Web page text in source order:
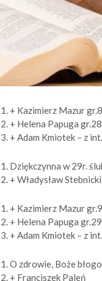
1. + Kazimierz Mazur gr.8
2. + Helena Papuga gr.28
3. + Adam Kmiotek – z
1. Dziękczynna w 29r.
2. + Władysław
1. + Kazimierz Mazur gr.9
2. + Helena Papuga gr.29
3. + Adam Kmiotek – z
1. O zdrowie, Boże
2. + Franciszek Paleń